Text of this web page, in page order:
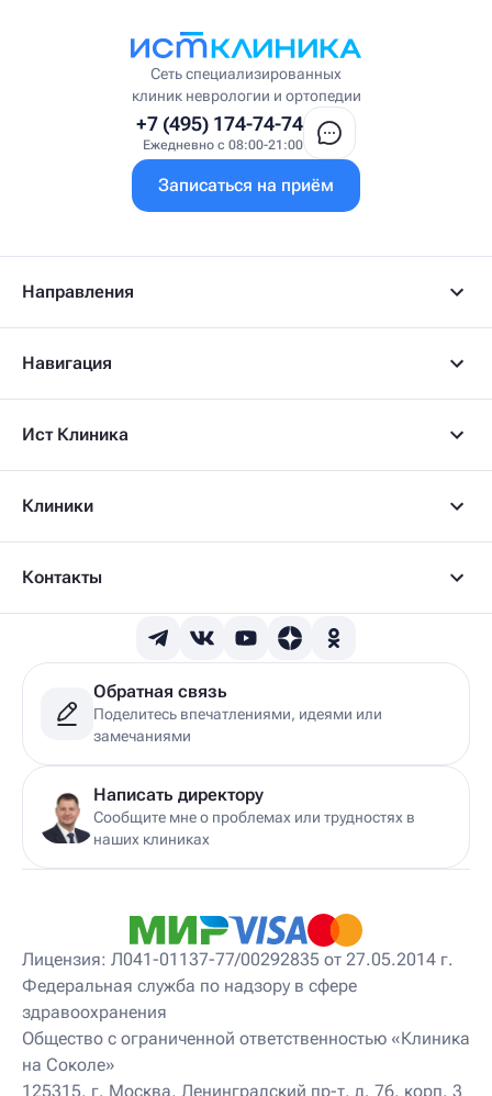
Сеть специализированных
клиник неврологии и ортопедии
+7 (495) 174-74-74
Ежедневно с 08:00-21:00
Записаться на приём
Направления
Навигация
Ист Клиника
Клиники
Контакты
Обратная связь
Поделитесь впечатлениями, идеями или
замечаниями
Написать директору
Сообщите мне о проблемах или трудностях в
наших клиниках
Лицензия: Л041-01137-77/00292835 от 27.05.2014 г.
Федеральная служба по надзору в сфере
здравоохранения
Общество с ограниченной ответственностью «Клиника
на Соколе»
125315, г. Москва, Ленинградский пр-т, д. 76, корп. 3